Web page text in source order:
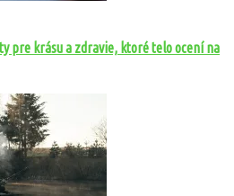
pre krásu a zdravie, ktoré telo ocení na